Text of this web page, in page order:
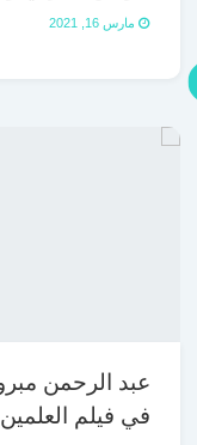
مارس 16, 2021
عبد الرحمن
في فيلم العلمين